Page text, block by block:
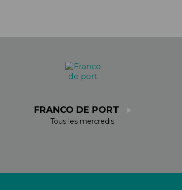
FRANCO DE PORT
Tous les mercredis.